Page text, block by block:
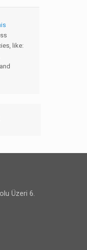
like:
and
Üzeri 6.